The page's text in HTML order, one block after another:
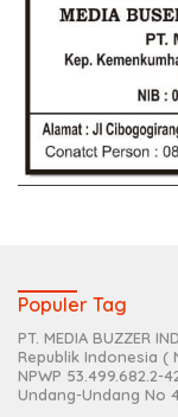
Populer Tag
PT. MEDIA BUZZER
Republik Indonesia (
NPWP 53.499.682.2-
Undang-Undang No